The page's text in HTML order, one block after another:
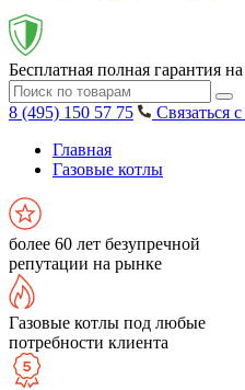
Бесплатная полная гарантия
8 (495) 150 57 75
Связаться
Главная
Газовые котлы
более 60 лет безупречной
репутации на рынке
Газовые котлы под любые
потребности клиента